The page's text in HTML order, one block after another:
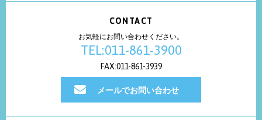
CONTACT
お気軽にお問い合わせください。
TEL:011-861-3900
FAX:011-861-3939
メールでお問い合わせ